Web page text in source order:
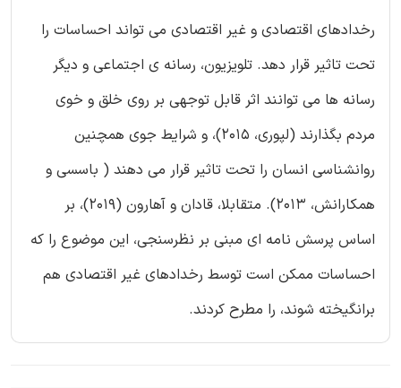
رخدادهای اقتصادی و غیر اقتصادی می تواند احساسات را
تحت تاثیر قرار دهد. تلویزیون، رسانه ی اجتماعی و دیگر
رسانه ها می توانند اثر قابل توجهی بر روی خلق و خوی
مردم بگذارند (لپوری، 2015)، و شرایط جوی همچنین
روانشناسی انسان را تحت تاثیر قرار می دهند ( باسسی و
همکارانش، 2013). متقابلا، قادان و آهارون (2019)، بر
اساس پرسش نامه ای مبنی بر نظرسنجی، این موضوع را که
احساسات ممکن است توسط رخدادهای غیر اقتصادی هم
برانگیخته شوند، را مطرح کردند.